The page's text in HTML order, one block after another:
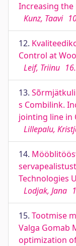
Increasing
Kunz, Taavi
12.
Control at
Leif, Triinu
13.
s Combilink.
jointing line in
Lillepalu,
14.
Technologies
Lodjak, Jana
15. Tootmise
Valga Gomab
optimization